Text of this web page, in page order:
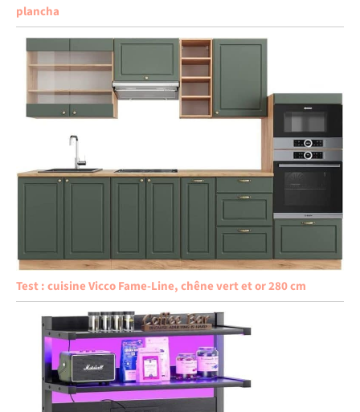
plancha
Test : cuisine Vicco Fame-Line, chêne vert et or 280 cm